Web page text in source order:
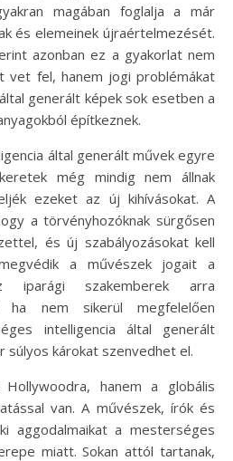
magában foglalja a már
és elemeinek újraértelmezését.
azonban ez a gyakorlat nem
vet fel, hanem jogi problémákat
generált képek sok esetben a
építkeznek.
által generált művek egyre
még mindig nem állnak
ezeket az új kihívásokat. A
a törvényhozóknak sürgősen
és új szabályozásokat kell
a művészek jogait a
iparági szakemberek arra
ha nem sikerül megfelelően
intelligencia által generált
súlyos károkat szenvedhet el.
hanem a globális
van. A művészek, írók és
aggodalmaikat a mesterséges
miatt. Sokan attól tartanak,